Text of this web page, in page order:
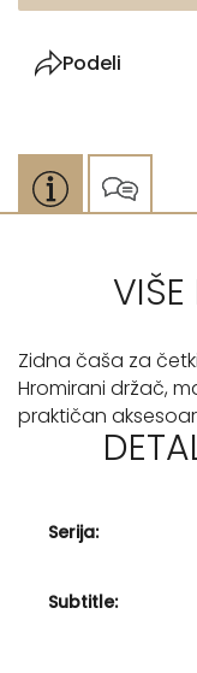
Podeli
Zidna čaša za
Hromirani držač,
praktičan
Serija:
Subtitle: